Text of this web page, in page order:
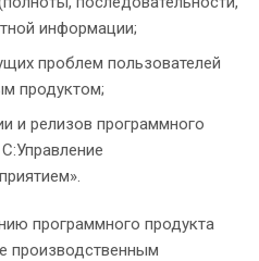
информации;
проблем пользователей
продуктом;
и релизов программного
программного продукта
производственным